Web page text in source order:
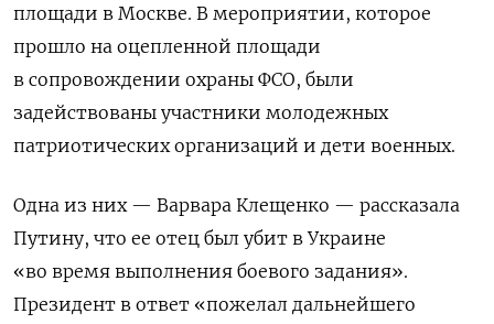
площади в Москве. В мероприятии, которое
прошло на оцепленной площади
в сопровождении охраны ФСО, были
задействованы участники молодежных
патриотических организаций и дети военных.
Одна из них — Варвара Клещенко — рассказала
Путину, что ее отец был убит в Украине
«во время выполнения боевого задания».
Президент в ответ «пожелал дальнейшего